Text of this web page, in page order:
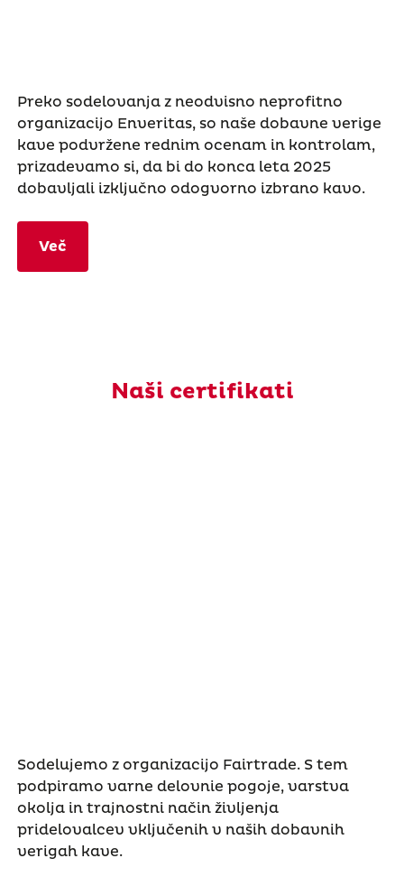
Preko sodelovanja z neodvisno neprofitno
organizacijo Enveritas, so naše dobavne verige
kave podvržene rednim ocenam in kontrolam,
prizadevamo si, da bi do konca leta 2025
dobavljali izključno odogvorno izbrano kavo.
Več
Naši certifikati
Sodelujemo z organizacijo Fairtrade. S tem
podpiramo varne delovnie pogoje, varstva
okolja in trajnostni način življenja
pridelovalcev vključenih v naših dobavnih
verigah kave.